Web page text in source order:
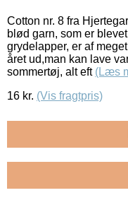
Cotton nr. 8 fra
blød garn, som er
grydelapper, er af
året ud,man kan lave
sommertøj, alt eft (Læs
16 kr. (Vis fragtpris)